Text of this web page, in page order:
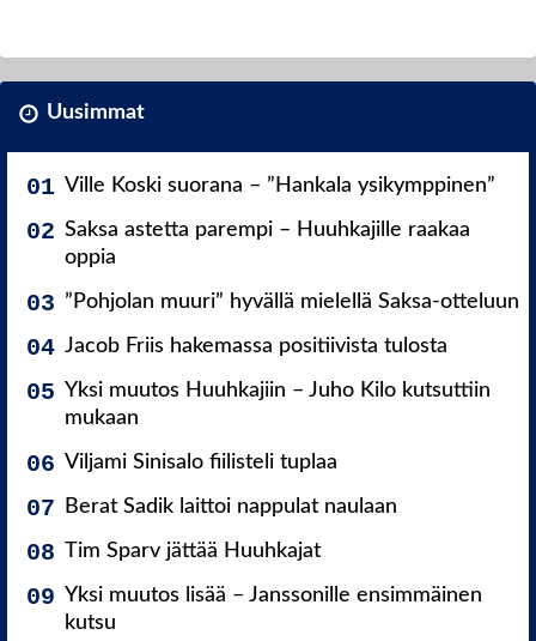
Uusimmat
Ville Koski suorana – ”Hankala ysikymppinen”
Saksa astetta parempi – Huuhkajille raakaa
oppia
”Pohjolan muuri” hyvällä mielellä Saksa-otteluun
Jacob Friis hakemassa positiivista tulosta
Yksi muutos Huuhkajiin – Juho Kilo kutsuttiin
mukaan
Viljami Sinisalo fiilisteli tuplaa
Berat Sadik laittoi nappulat naulaan
Tim Sparv jättää Huuhkajat
Yksi muutos lisää – Janssonille ensimmäinen
kutsu